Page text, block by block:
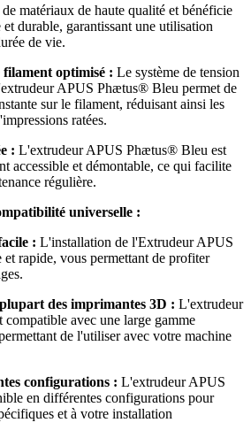
matériaux de haute qualité et bénéficie
durable, garantissant une utilisation
de vie.
filament optimisé : Le système de tension
APUS Phætus® Bleu permet de
sur le filament, réduisant ainsi les
ratées.
: L'extrudeur APUS Phætus® Bleu est
accessible et démontable, ce qui facilite
régulière.
universelle :
: L'installation de l'Extrudeur APUS
rapide, vous permettant de profiter
des imprimantes 3D : L'extrudeur
avec une large gamme
de l'utiliser avec votre machine
configurations : L'extrudeur APUS
en différentes configurations pour
et à votre installation